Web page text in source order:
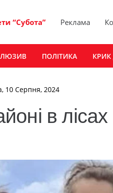
“Субота” Реклама
ПОЛІТИКА КРИК
10 Серпня, 2024
в